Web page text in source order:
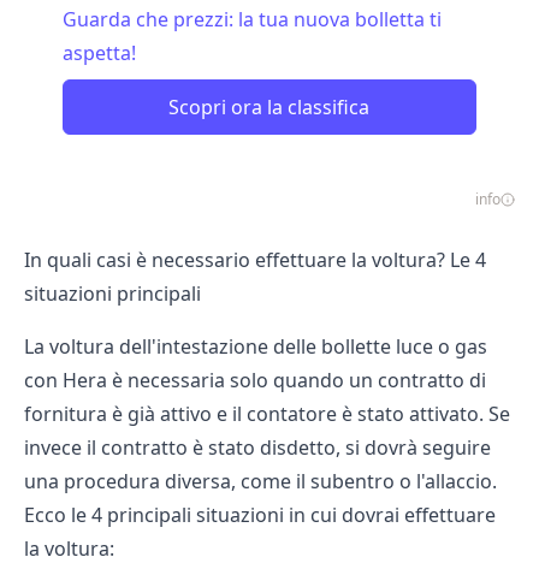
Guarda che prezzi: la tua nuova bolletta ti
aspetta!
Scopri ora la classifica
info
In quali casi è necessario effettuare la voltura? Le 4
situazioni principali
La voltura dell'intestazione delle bollette luce o gas
con Hera è necessaria solo quando un contratto di
fornitura è già attivo e il contatore è stato attivato. Se
invece il contratto è stato disdetto, si dovrà seguire
una procedura diversa, come il subentro o l'allaccio.
Ecco le 4 principali situazioni in cui dovrai effettuare
la voltura: